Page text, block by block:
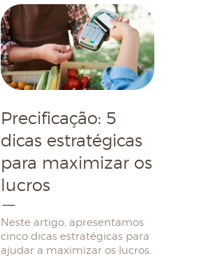
Precificação: 5
dicas estratégicas
para maximizar os
lucros
Neste artigo, apresentamos
cinco dicas estratégicas para
ajudar a maximizar os lucros.